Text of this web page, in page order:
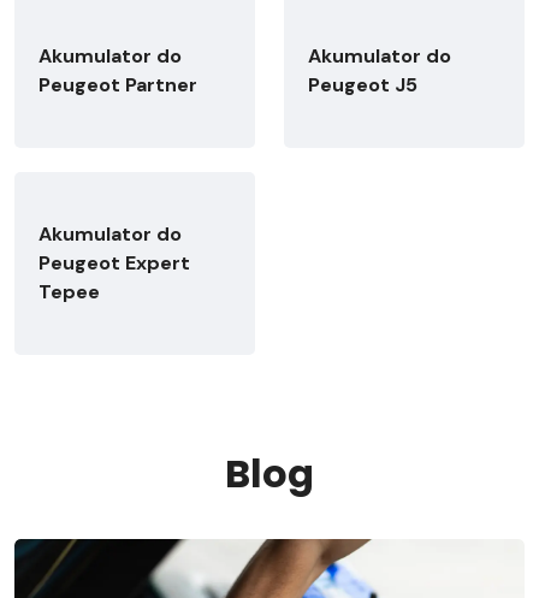
Akumulator do
Peugeot Partner
Akumulator do
Peugeot J5
Akumulator do
Peugeot Expert
Tepee
Blog